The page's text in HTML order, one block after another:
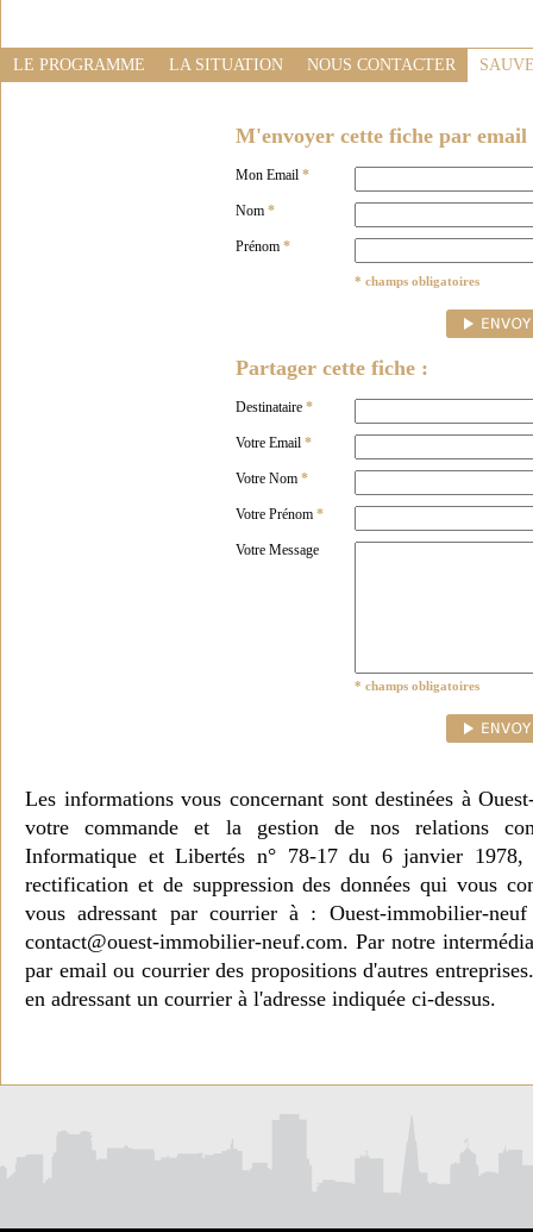
LE PROGRAMME LA SITUATION NOUS CONTACTER
M'envoyer cette fiche par email
Mon Email *
Nom *
Prénom *
* champs obligatoires
Partager cette fiche :
Destinataire *
Votre Email *
Votre Nom *
Votre Prénom *
Votre Message
* champs obligatoires
Les informations vous concernant sont destinées à
votre commande et la gestion de nos relations
Informatique et Libertés n° 78-17 du 6 janvier 1978,
rectification et de suppression des données qui vous
vous adressant par courrier à : Ouest-immobilier-
contact@ouest-immobilier-neuf.com. Par notre
par email ou courrier des propositions d'autres
en adressant un courrier à l'adresse indiquée ci-dessus.